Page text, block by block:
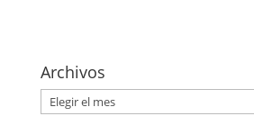
Archivos
Archivos